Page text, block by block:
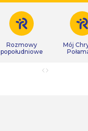
Rozmowy
popołudniowe
Mój